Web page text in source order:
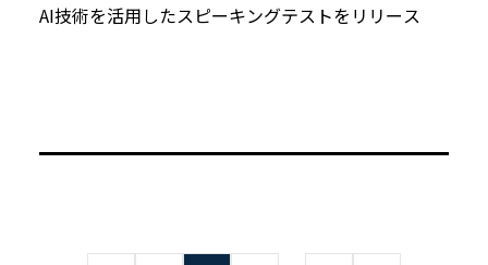
AI技術を活用したスピーキングテストをリリース